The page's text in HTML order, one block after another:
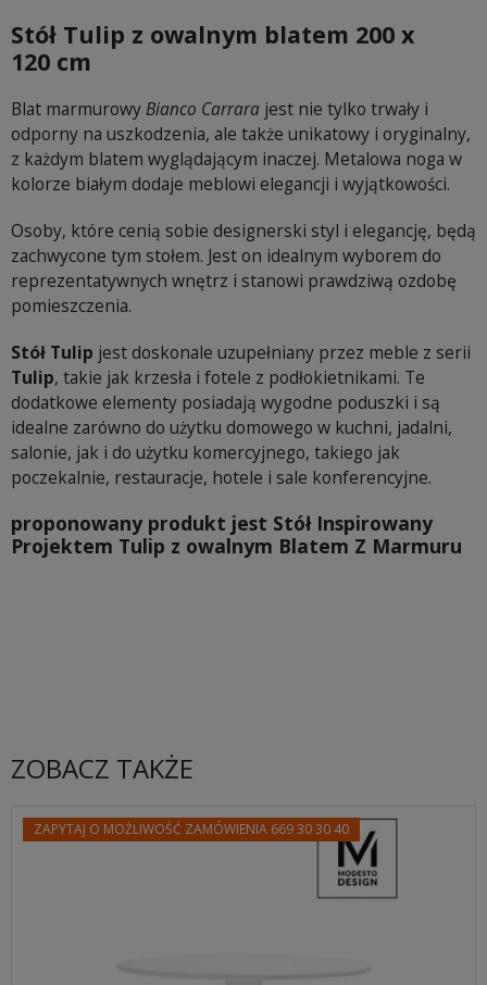
Stół Tulip z owalnym blatem 200 x
120 cm
Blat marmurowyBianco Carrara jest nie tylko trwały i
odporny na uszkodzenia, ale także unikatowy i oryginalny,
z każdym blatem wyglądającym inaczej. Metalowa noga w
kolorze białym dodaje meblowi elegancji i wyjątkowości.
Osoby, które cenią sobie designerski styl i elegancję, będą
zachwycone tym stołem. Jest on idealnym wyborem do
reprezentatywnych wnętrz i stanowi prawdziwą ozdobę
pomieszczenia.
Stół Tulip jest doskonale uzupełniany przez meble z serii
Tulip, takie jak krzesła i fotele z podłokietnikami. Te
dodatkowe elementy posiadają wygodne poduszki i są
idealne zarówno do użytku domowego w kuchni, jadalni,
salonie, jak i do użytku komercyjnego, takiego jak
poczekalnie, restauracje, hotele i sale konferencyjne.
proponowany produkt jest Stół Inspirowany
Projektem Tulip z owalnym Blatem Z Marmuru
ZOBACZ TAKŻE
ZAPYTAJ O MOŻLIWOŚĆ ZAMÓWIENIA 669 30 30 40